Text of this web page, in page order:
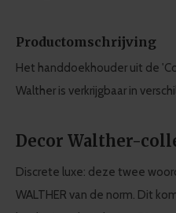
Productomschrijving
Het handdoekhouder uit de
Walther is verkrijgbaar in
Decor Walther-
Discrete luxe: deze twee
WALTHER van de norm. Dit